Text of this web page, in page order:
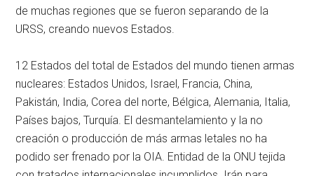
de muchas regiones que se fueron separando de la
URSS, creando nuevos Estados.
12 Estados del total de Estados del mundo tienen armas
nucleares: Estados Unidos, Israel, Francia, China,
Pakistán, India, Corea del norte, Bélgica, Alemania, Italia,
Países bajos, Turquía. El desmantelamiento y la no
creación o producción de más armas letales no ha
podido ser frenado por la OIA. Entidad de la ONU tejida